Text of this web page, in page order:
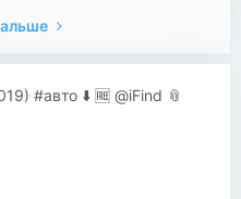
#авто ⬇️ 🆓 @iFind 📎